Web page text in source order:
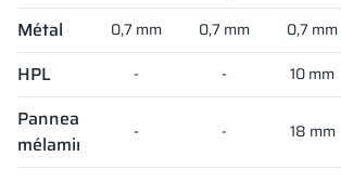
Métal 0,7 mm 0,7 mm 0,7 mm
HPL - - 10 mm
Panneau
mélaminé
- - 18 mm